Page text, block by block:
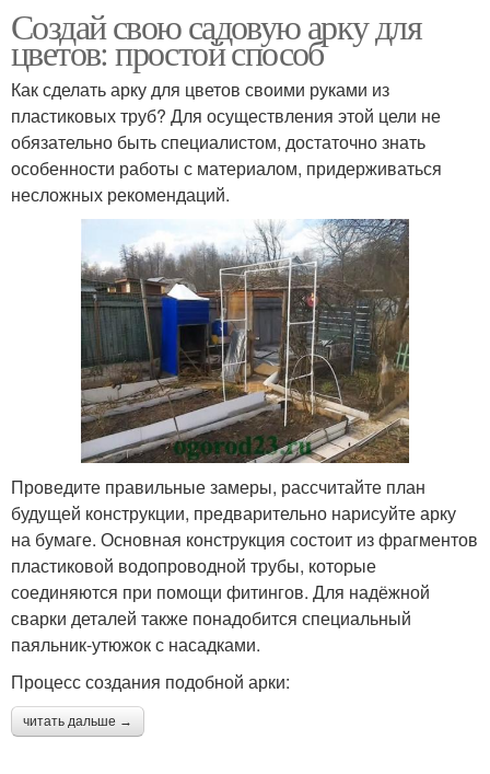
Создай свою садовую арку для
цветов: простой способ
Как сделать арку для цветов своими руками из
пластиковых труб? Для осуществления этой цели не
обязательно быть специалистом, достаточно знать
особенности работы с материалом, придерживаться
несложных рекомендаций.
Проведите правильные замеры, рассчитайте план
будущей конструкции, предварительно нарисуйте арку
на бумаге. Основная конструкция состоит из фрагментов
пластиковой водопроводной трубы, которые
соединяются при помощи фитингов. Для надёжной
сварки деталей также понадобится специальный
паяльник-утюжок с насадками.
Процесс создания подобной арки:
читать дальше →